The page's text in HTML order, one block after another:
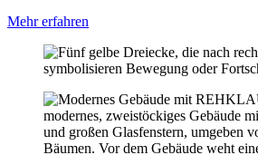
Mehr erfahren